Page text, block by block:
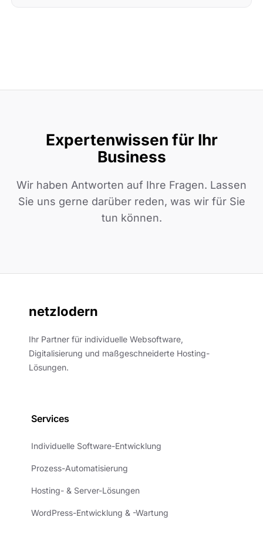
Expertenwissen für Ihr
Business
Wir haben Antworten auf Ihre Fragen. Lassen
Sie uns gerne darüber reden, was wir für Sie
tun können.
netzlodern
Ihr Partner für individuelle Websoftware,
Digitalisierung und maßgeschneiderte Hosting-
Lösungen.
Services
Individuelle Software-Entwicklung
Prozess-Automatisierung
Hosting- & Server-Lösungen
WordPress-Entwicklung & -Wartung